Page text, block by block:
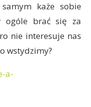
każe sobie
ogóle brać się za
nie interesuje nas
wstydzimy?